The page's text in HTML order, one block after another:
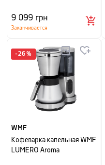
9 099 грн
Заканчивается
-26 %
WMF
Кофеварка капельная WMF
LUMERO Aroma